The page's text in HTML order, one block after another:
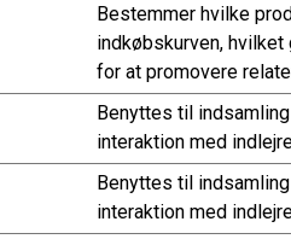
Bestemmer hvilke
indkøbskurven,
for at promovere
Benyttes til
interaktion med
Benyttes til
interaktion med